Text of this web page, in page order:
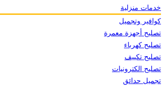
خدمات منزلية
كوافير وتجميل
تصليح أجهزة معمرة
تصليح كهرباء
تصليح تكييف
تصليح الكترونيات
تجميل حدائق